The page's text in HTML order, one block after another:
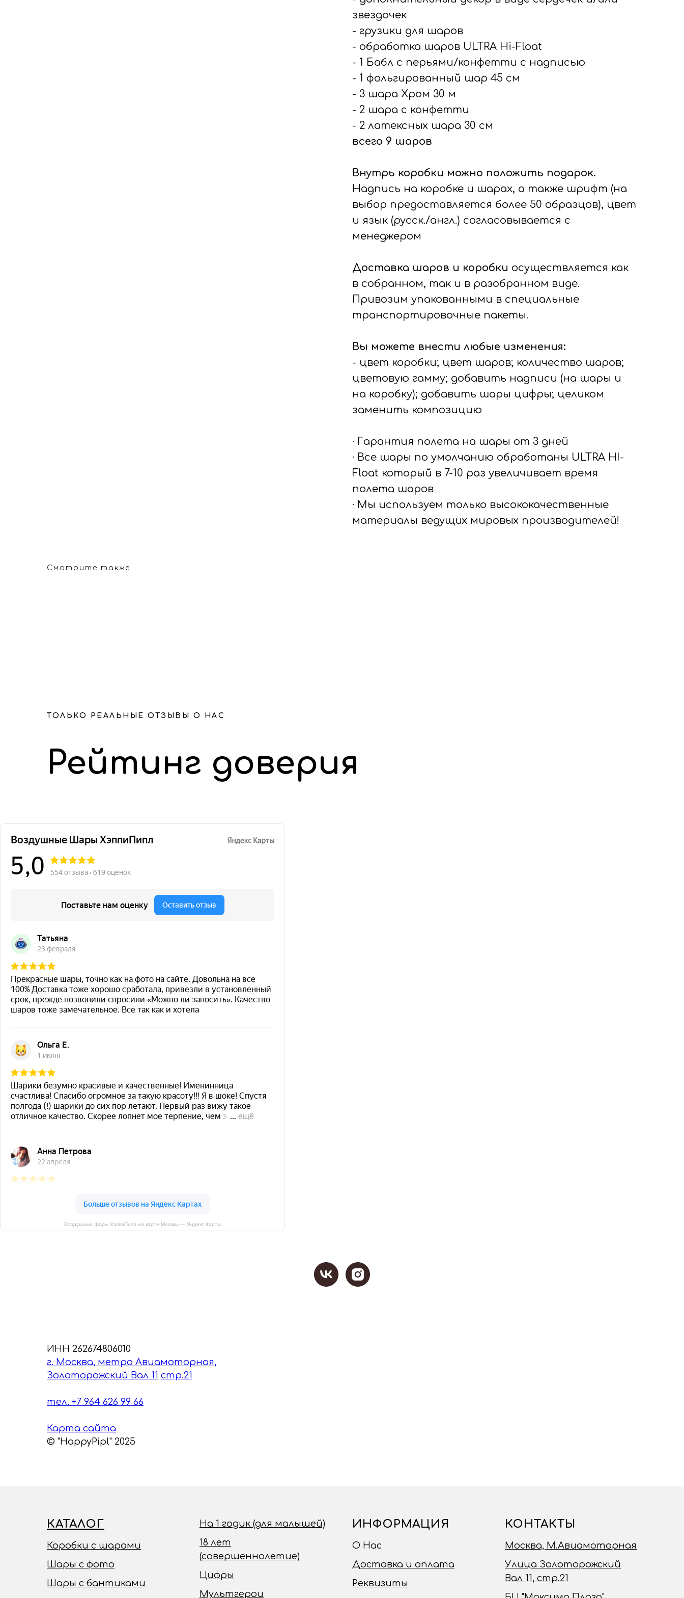
звездочек
- грузики для шаров
- обработка шаров ULTRA Hi-Float
- 1 Бабл с перьями/конфетти с надписью
- 1 фольгированный шар 45 см
- 3 шара Хром 30 м
- 2 шара с конфетти
- 2 латексных шара 30 см
всего 9 шаров
Внутрь коробки можно положить подарок.
Надпись на коробке и шарах, а также шрифт (на
выбор предоставляется более 50 образцов), цвет
и язык (русск./англ.) согласовывается с
менеджером
Доставка шаров и коробки осуществляется как
в собранном, так и в разобранном виде.
Привозим упакованными в специальные
транспортировочные пакеты.
Вы можете внести любые изменения:
- цвет коробки; цвет шаров; количество шаров;
цветовую гамму; добавить надписи (на шары и
на коробку); добавить шары цифры; целиком
заменить композицию
· Гарантия полета на шары от 3 дней
· Все шары по умолчанию обработаны ULTRA HI-
Float который в 7-10 раз увеличивает время
полета шаров
· Мы используем только высококачественные
материалы ведущих мировых производителей!
Смотрите также
ТОЛЬКО РЕАЛЬНЫЕ ОТЗЫВЫ О НАС
Рейтинг доверия
Воздушные Шары ХэппиПипл на карте Москвы — Яндекс Карты
ИНН 262674806010
г. Москва, метро Авиамоторная,
Золоторожский Вал 11 стр.21
тел. +7 964 626 99 66
Карта сайта
© "HappyPipl" 2025
КАТАЛОГ
Коробки с шарами
Шары с фото
Шары с бантиками
На 1 годик (для малышей)
18 лет
(совершеннолетие)
Цифры
Мультгерои
ИНФОРМАЦИЯ
О Нас
Доставка и оплата
Реквизиты
КОНТАКТЫ
Москва, М.Авиамоторная
Улица Золоторожский
Вал 11, стр.21